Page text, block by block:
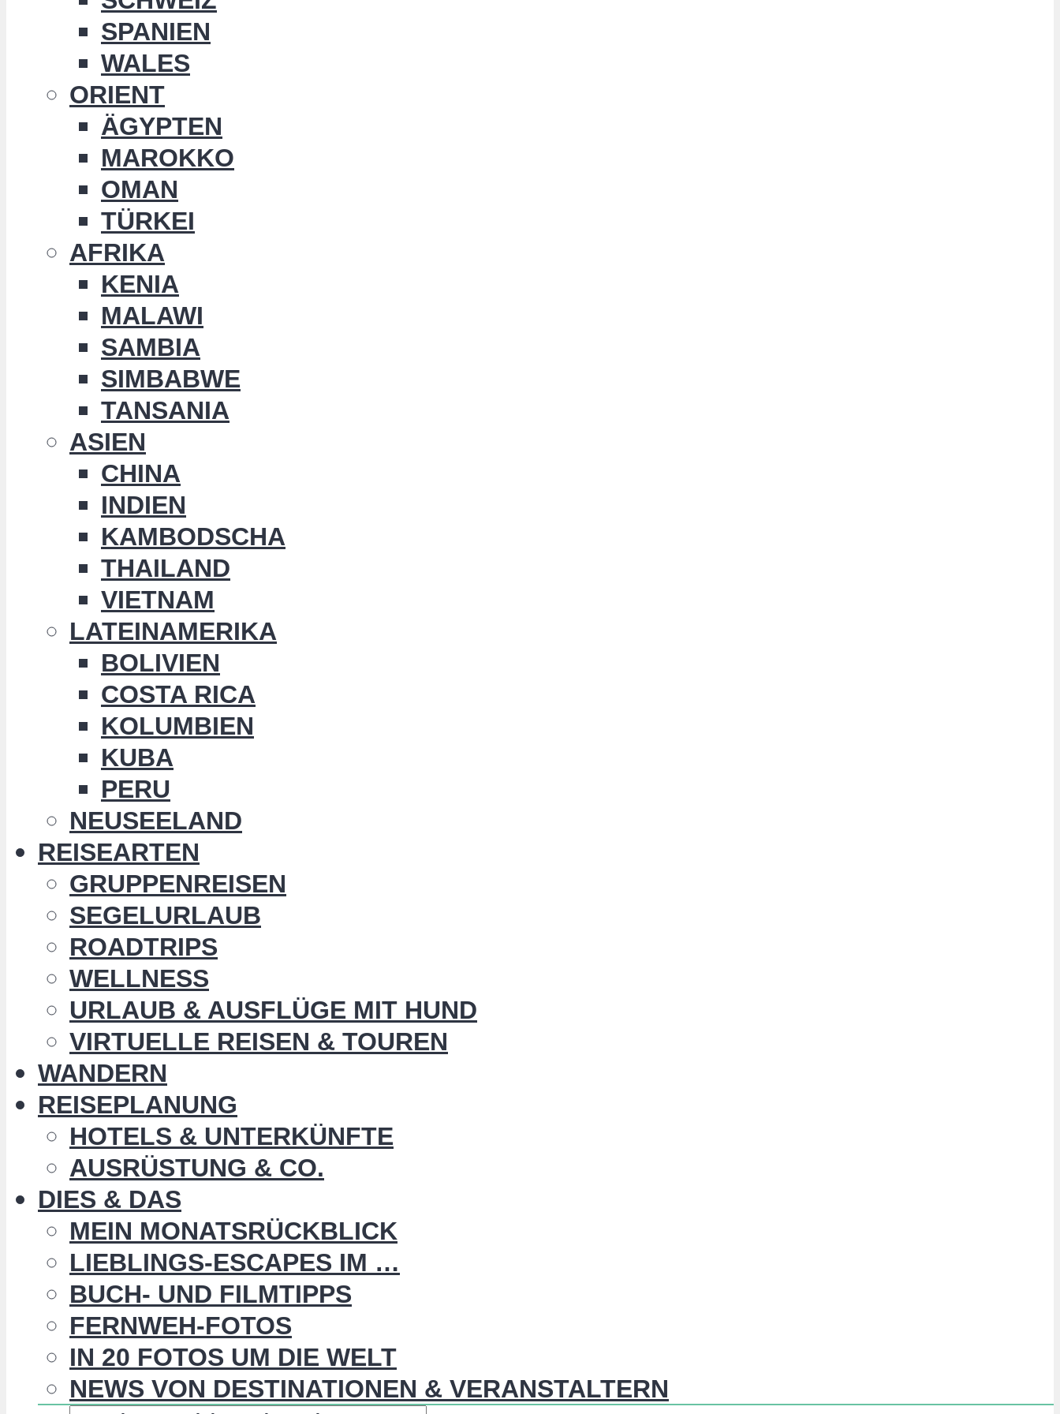
SPANIEN
WALES
ORIENT
ÄGYPTEN
MAROKKO
OMAN
TÜRKEI
AFRIKA
KENIA
MALAWI
SAMBIA
SIMBABWE
TANSANIA
ASIEN
CHINA
INDIEN
KAMBODSCHA
THAILAND
VIETNAM
LATEINAMERIKA
BOLIVIEN
COSTA RICA
KOLUMBIEN
KUBA
PERU
NEUSEELAND
REISEARTEN
GRUPPENREISEN
SEGELURLAUB
ROADTRIPS
WELLNESS
URLAUB & AUSFLÜGE MIT HUND
VIRTUELLE REISEN & TOUREN
WANDERN
REISEPLANUNG
HOTELS & UNTERKÜNFTE
AUSRÜSTUNG & CO.
DIES & DAS
MEIN MONATSRÜCKBLICK
LIEBLINGS-ESCAPES IM …
BUCH- UND FILMTIPPS
FERNWEH-FOTOS
IN 20 FOTOS UM DIE WELT
NEWS VON DESTINATIONEN & VERANSTALTERN